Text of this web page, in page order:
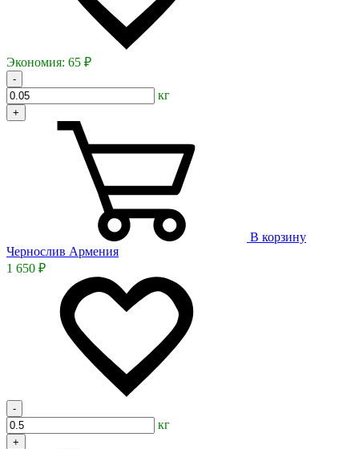
Экономия: 65 ₽
-
кг
+
В корзину
Чернослив Армения
1 650 ₽
-
кг
+